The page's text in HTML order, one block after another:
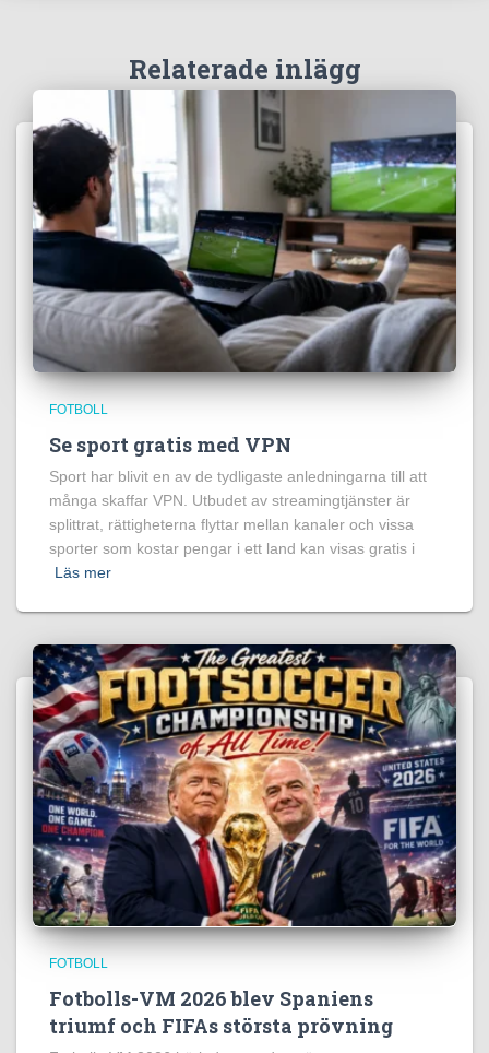
Relaterade inlägg
FOTBOLL
Se sport gratis med VPN
Sport har blivit en av de tydligaste anledningarna till att
många skaffar VPN. Utbudet av streamingtjänster är
splittrat, rättigheterna flyttar mellan kanaler och vissa
sporter som kostar pengar i ett land kan visas gratis i
Läs mer
FOTBOLL
Fotbolls-VM 2026 blev Spaniens
triumf och FIFAs största prövning